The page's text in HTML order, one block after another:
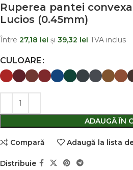
Ruperea pantei
Lucios (0.45mm)
Între 27,18 lei şi 39,32 lei TVA inclus
CULOARE
ADAUGĂ ÎN
Comparǎ Adaugă la lista
Distribuie